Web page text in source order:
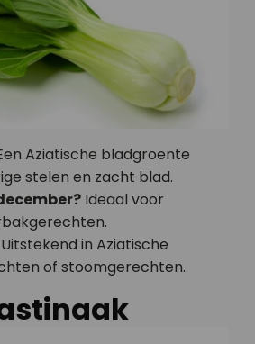
Aziatische bladgroente
stelen en zacht blad.
Ideaal voor
Uitstekend in Aziatische
of stoomgerechten.